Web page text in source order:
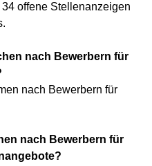
offene Stellenanzeigen
nach Bewerbern für
nach Bewerbern für
nach Bewerbern für